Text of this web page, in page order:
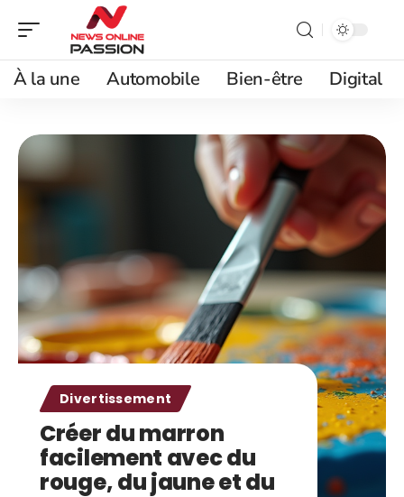
À la une Automobile Bien-être Digital
Divertissement
Créer du marron
facilement avec du
rouge, du jaune et du